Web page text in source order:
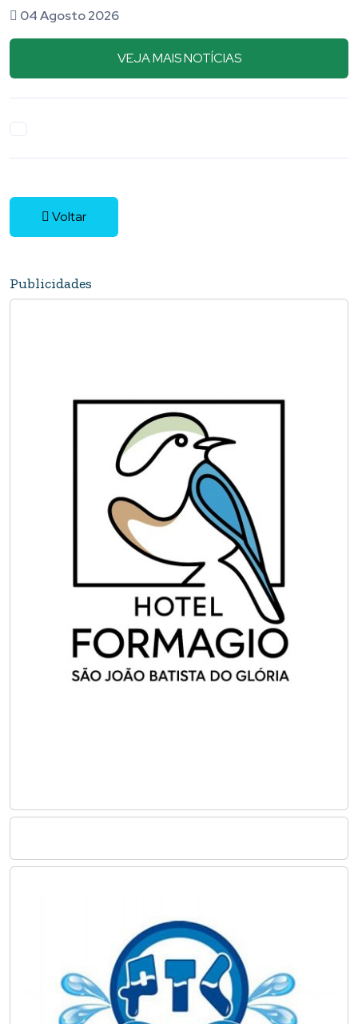
04 Agosto 2026
VEJA MAIS NOTÍCIAS
Voltar
Publicidades